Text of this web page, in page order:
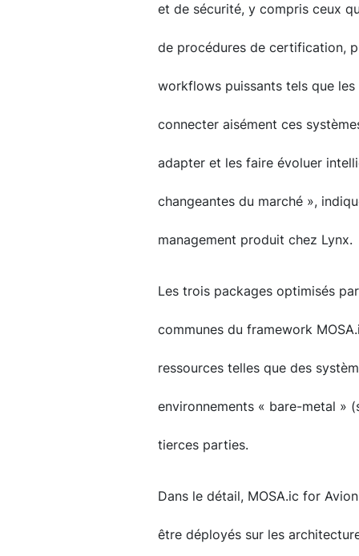
et de sécurité, y compris ceux
de procédures de certification,
workflows puissants tels que
connecter aisément ces
adapter et les faire évoluer
changeantes du marché »,
management produit chez Lynx.
Les trois packages optimisés
communes du framework
ressources telles que des
environnements « bare-metal »
tierces parties.
Dans le détail, MOSA.ic for
être déployés sur les